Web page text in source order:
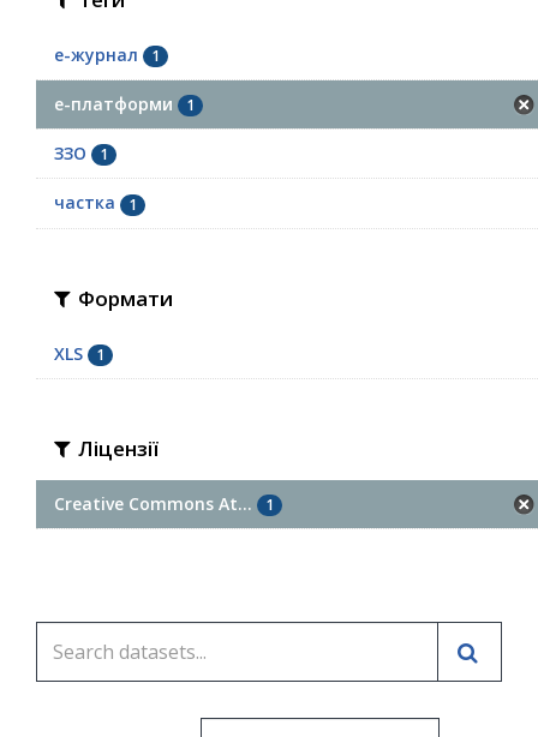
е-журнал 1
е-платформи 1
ЗЗО 1
частка 1
Формати
XLS 1
Ліцензії
Creative Commons At... 1